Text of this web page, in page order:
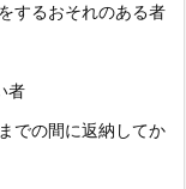
するおそれのある者
者
での間に返納してか